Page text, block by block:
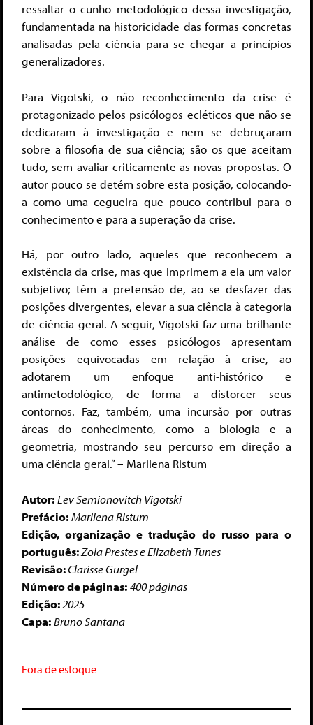
ressaltar o cunho metodológico dessa investigação,
fundamentada na historicidade das formas concretas
analisadas pela ciência para se chegar a princípios
generalizadores.
Para Vigotski, o não reconhecimento da crise é
protagonizado pelos psicólogos ecléticos que não se
dedicaram à investigação e nem se debruçaram
sobre a filosofia de sua ciência; são os que aceitam
tudo, sem avaliar criticamente as novas propostas. O
autor pouco se detém sobre esta posição, colocando-
a como uma cegueira que pouco contribui para o
conhecimento e para a superação da crise.
Há, por outro lado, aqueles que reconhecem a
existência da crise, mas que imprimem a ela um valor
subjetivo; têm a pretensão de, ao se desfazer das
posições divergentes, elevar a sua ciência à categoria
de ciência geral. A seguir, Vigotski faz uma brilhante
análise de como esses psicólogos apresentam
posições equivocadas em relação à crise, ao
adotarem um enfoque anti-histórico e
antimetodológico, de forma a distorcer seus
contornos. Faz, também, uma incursão por outras
áreas do conhecimento, como a biologia e a
geometria, mostrando seu percurso em direção a
uma ciência geral.” – Marilena Ristum
Autor:Lev Semionovitch Vigotski
Prefácio:Marilena Ristum
Edição, organização e tradução do russo para o
português:Zoia Prestes e Elizabeth Tunes
Revisão:Clarisse Gurgel
Número de páginas:400 páginas
Edição:2025
Capa:Bruno Santana
Fora de estoque